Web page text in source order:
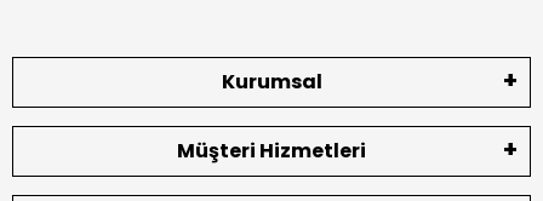
Kurumsal
Müşteri Hizmetleri